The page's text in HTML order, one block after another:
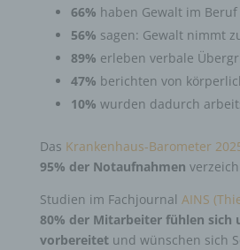
66% haben Gewalt im
56% sagen: Gewalt nimmt
89% erleben verbale
47% berichten von
10% wurden dadurch
Das Krankenhaus-Barometer
95% der Notaufnahmen
Studien im Fachjournal AINS
80% der Mitarbeiter fühlen sich
vorbereitetund wünschen sich